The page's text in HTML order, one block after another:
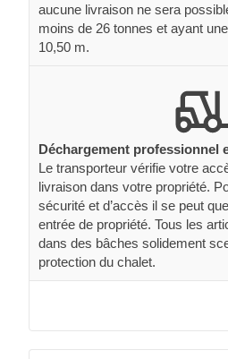
aucune livraison ne sera
moins de 26 tonnes et ayant
10,50 m.
Déchargement professionnel
Le transporteur vérifie votre
livraison dans votre propriété.
sécurité et d’accès il se peut
entrée de propriété. Tous les
dans des bâches solidement
protection du chalet.